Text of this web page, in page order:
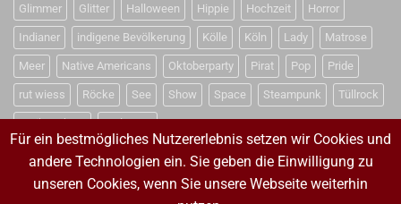
Glimmer Glitter Halloween Hippie Hochzeit Horror
Indianer indigene Bevölkerung Kölle Köln Lady Matrose
Meer Native Americans Oktoberparty Pirat Pop Pride
rut wiess Röcke See Show Space Steampunk Tüllrock
Weihnachten Weltraum
VERTRAG WIDERRUFEN
Für ein bestmögliches Nutzererlebnis setzen wir Cookies und
andere Technologien ein. Sie geben die Einwilligung zu
unseren Cookies, wenn Sie unsere Webseite weiterhin